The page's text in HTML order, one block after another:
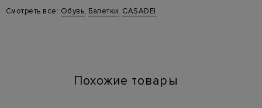
Материал: кожа 100%
Смотреть все: Обувь, Балетки, CASADEI
Похожие товары